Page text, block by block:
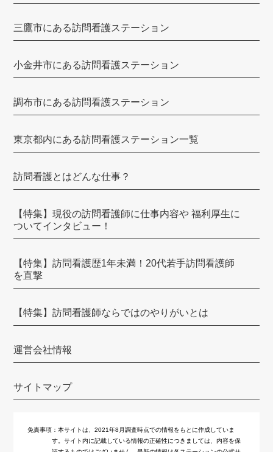
綾瀬訪問看護ステーション
訪問看護ステーションリンク
訪問看護ステーションはな中野 新宿支店
訪問看護ステーションあいゆう
しろひげ在宅診療所
大地訪問看護ステーション
メディカルステーションくるみ
CAREGATE（ケアゲート）
ケアメイト品川訪問看護ステーション
かんだ連雀 ホームヘルプサービス
三鷹市にある訪問看護ステーション
小金井市にある訪問看護ステーション
調布市にある訪問看護ステーション
東京都内にある訪問看護ステーション一覧
訪問看護とはどんな仕事？
【特集】現役の訪問看護師に仕事内容や 福利厚生に
ついてインタビュー！
【特集】訪問看護歴1年未満！20代若手訪問看護師
を直撃
【特集】訪問看護師ならではのやりがいとは
運営会社情報
サイトマップ
免責事項： 本サイトは、2021年8月調査時点での情報をもとに作成していま
す。サイト内に記載している情報の正確性につきましては、内容を保